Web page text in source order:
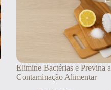
Elimine Bactérias e Previna a
Contaminação Alimentar